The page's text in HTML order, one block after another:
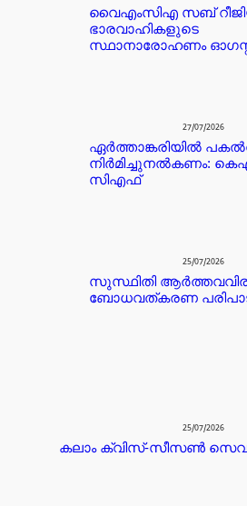
വൈഎംസിഎ സബ്
ഭാരവാഹികളുടെ
സ്ഥാനാരോഹണം
27/07/2026
ഏർത്താങ്കരിയിൽ
നിർമിച്ചുനൽകണം:
സിഎഫ്
25/07/2026
സുസ്ഥിതി
ബോധവത്കരണ
25/07/2026
കലാം ക്വിസ്-സീസൺ സെവൻ